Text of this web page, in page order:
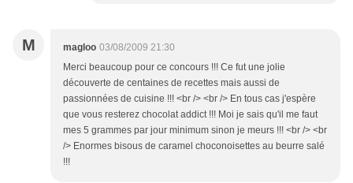
M magloo 03/08/2009 21:30
Merci beaucoup pour ce concours !!! Ce fut une jolie
découverte de centaines de recettes mais aussi de
passionnées de cuisine !!! <br /> <br /> En tous cas j'espère
que vous resterez chocolat addict !!! Moi je sais qu'il me faut
mes 5 grammes par jour minimum sinon je meurs !!! <br /> <br
/> Enormes bisous de caramel choconoisettes au beurre salé
!!!